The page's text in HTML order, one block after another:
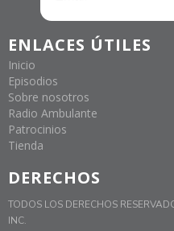
ENLACES ÚTILES
Inicio
Episodios
Sobre nosotros
Radio Ambulante
Patrocinios
Tienda
DERECHOS
TODOS LOS DERECHOS
INC.